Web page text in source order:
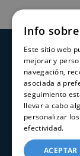
Info
Este sitio web
mejorar y
navegación,
asociada a
seguimiento
llevar a cabo
personalizar
efectividad.
ACEPTAR